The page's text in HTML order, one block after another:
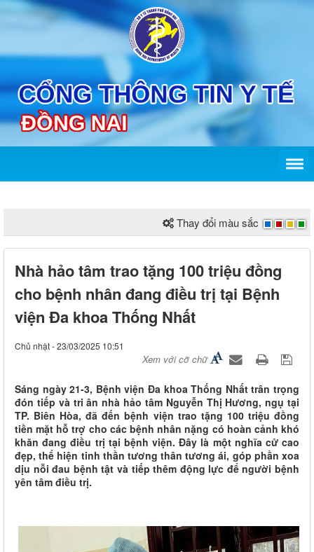
Thay đổi màu sắc
Nhà hảo tâm trao tặng 100 triệu đồng
cho bệnh nhân đang điều trị tại Bệnh
viện Đa khoa Thống Nhất
Chủ nhật - 23/03/2025 10:51
Xem với cỡ chữ
Sáng ngày 21-3, Bệnh viện Đa khoa Thống Nhất trân trọng
đón tiếp và tri ân nhà hảo tâm Nguyễn Thị Hương, ngụ tại
TP. Biên Hòa, đã đến bệnh viện trao tặng 100 triệu đồng
tiền mặt hỗ trợ cho các bệnh nhân nặng có hoàn cảnh khó
khăn đang điều trị tại bệnh viện. Đây là một nghĩa cử cao
đẹp, thể hiện tinh thần tương thân tương ái, góp phần xoa
dịu nỗi đau bệnh tật và tiếp thêm động lực để người bệnh
yên tâm điều trị.